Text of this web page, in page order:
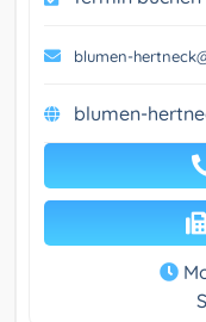
blumen-
blumen-